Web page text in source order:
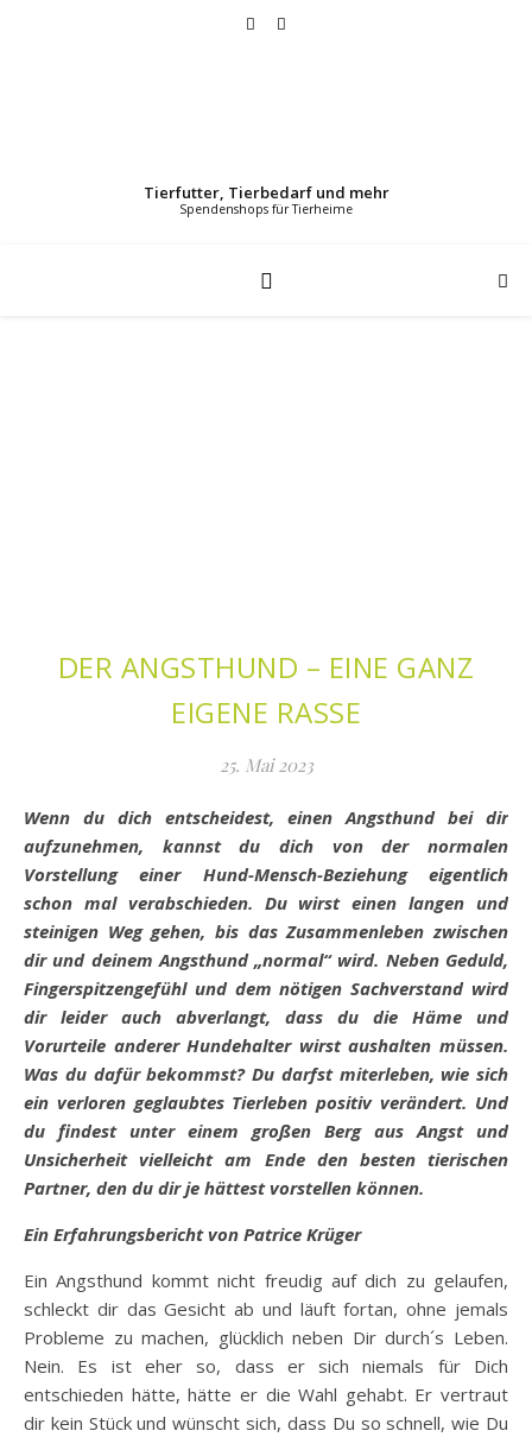
Tierfutter, Tierbedarf und mehr
DER ANGSTHUND – EINE GANZ
EIGENE RASSE
25. Mai 2023
Wenn du dich entscheidest, einen Angsthund bei dir
aufzunehmen, kannst du dich von der normalen
Vorstellung einer Hund-Mensch-Beziehung eigentlich
schon mal verabschieden. Du wirst einen langen und
steinigen Weg gehen, bis das Zusammenleben zwischen
dir und deinem Angsthund „normal“ wird. Neben Geduld,
Fingerspitzengefühl und dem nötigen Sachverstand wird
dir leider auch abverlangt, dass du die Häme und
Vorurteile anderer Hundehalter wirst aushalten müssen.
Was du dafür bekommst? Du darfst miterleben, wie sich
ein verloren geglaubtes Tierleben positiv verändert. Und
du findest unter einem großen Berg aus Angst und
Unsicherheit vielleicht am Ende den besten tierischen
Partner, den du dir je hättest vorstellen können.
Ein Erfahrungsbericht von Patrice Krüger
Ein Angsthund kommt nicht freudig auf dich zu gelaufen,
schleckt dir das Gesicht ab und läuft fortan, ohne jemals
Probleme zu machen, glücklich neben Dir durch´s Leben.
Nein. Es ist eher so, dass er sich niemals für Dich
entschieden hätte, hätte er die Wahl gehabt. Er vertraut
dir kein Stück und wünscht sich, dass Du so schnell, wie Du